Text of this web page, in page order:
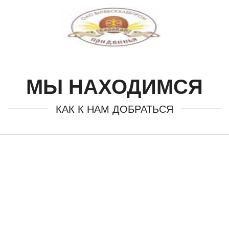
МЫ НАХОДИМСЯ
КАК К НАМ ДОБРАТЬСЯ